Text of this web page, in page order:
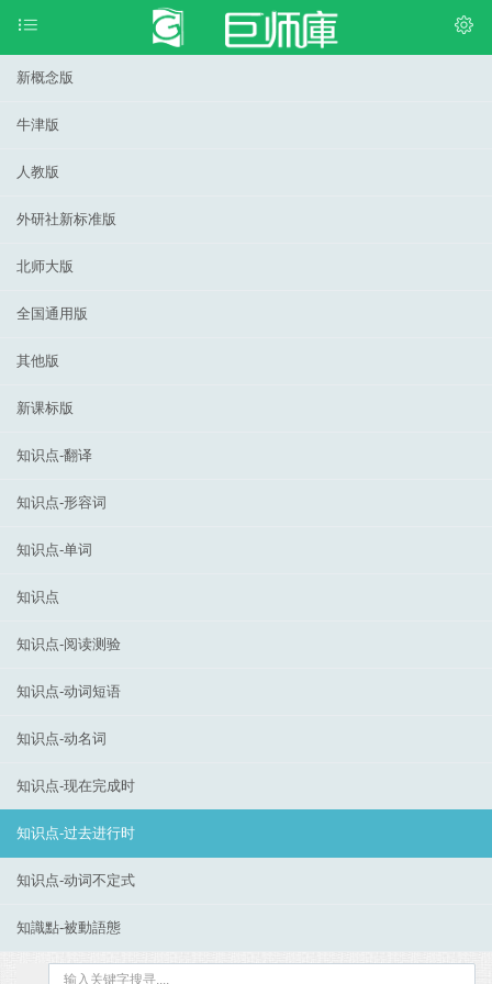
新概念版
牛津版
人教版
外研社新标准版
北师大版
全国通用版
其他版
新课标版
知识点-翻译
知识点-形容词
知识点-单词
知识点
知识点-阅读测验
知识点-动词短语
知识点-动名词
知识点-现在完成时
知识点-过去进行时
知识点-动词不定式
知識點-被動語態